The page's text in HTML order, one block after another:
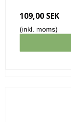
109,00 SEK
(inkl. moms)